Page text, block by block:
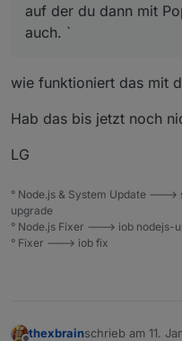
auf der du dann mit
auch. `
wie funktioniert das mit
Hab das bis jetzt noch
LG
° Node.js & System Update --->
upgrade
° Node.js Fixer ---> iob nodejs-
° Fixer ---> iob fix
thexbrainschrieb am 11.